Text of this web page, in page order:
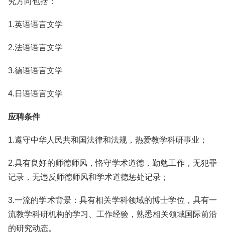
1.英语语言文学
2.法语语言文学
3.德语语言文学
4.日语语言文学
应聘条件
1.遵守中华人民共和国法律和法规，热爱教学科研事业；
2.具有良好的师德师风，恪守学术道德，勤勉工作，无犯罪
记录，无违反师德师风和学术道德惩处记录；
3.一流的学术背景：具有相关学科领域的博士学位，具有一
流教学科研机构的学习、工作经验，熟悉相关领域国际前沿
的研究动态。